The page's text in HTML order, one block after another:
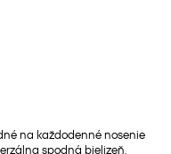
na každodenné nosenie
spodná bielizeň.